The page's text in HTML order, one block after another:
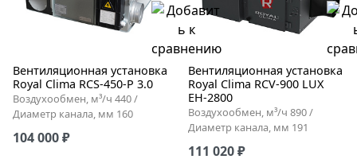
Вентиляционная установка
Royal Clima RCS-450-P 3.0
Воздухообмен, м³/ч 440 /
Диаметр канала, мм 160
104 000 ₽
Вентиляционная установка
Royal Clima RCV-900 LUX
EH-2800
Воздухообмен, м³/ч 890 /
Диаметр канала, мм 191
111 020 ₽